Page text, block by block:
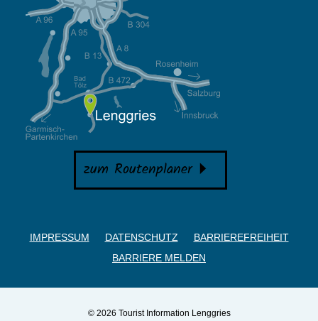
zum Routenplaner
IMPRESSUM DATENSCHUTZ
BARRIEREFREIHEIT
BARRIERE MELDEN
© 2026 Tourist Information Lenggries